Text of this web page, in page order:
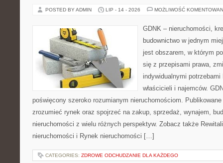
POSTED BY ADMIN LIP - 14 - 2026 MOŻLIWOŚĆ
GDNK – nieruchomości,
budownictwo w jednym
jest obszarem, w którym
się z przepisami prawa,
indywidualnymi
właścicieli i najemców.
poświęcony szeroko rozumianym nieruchomościom. Publikowane
zrozumieć rynek oraz spojrzeć na zakup, sprzedaż, wynajem,
nieruchomości z wielu różnych perspektyw. Zobacz także
nieruchomości i Rynek nieruchomości […]
CATEGORIES: ZDROWE ODCHUDZANIE DLA KAŻDEGO